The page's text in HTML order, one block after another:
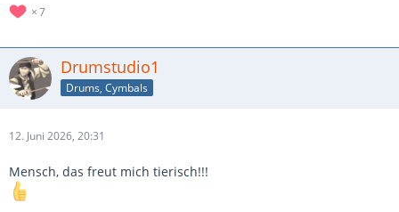
7
Drumstudio1
Drums, Cymbals
12. Juni 2026, 20:31
Mensch, das freut mich tierisch!!!